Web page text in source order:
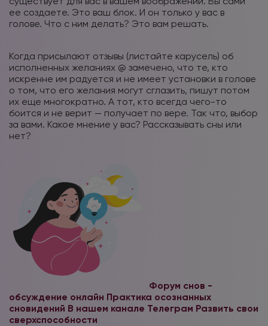
ее создаете. Это ваш блок. И он только у вас в
голове. Что с ним делать? Это вам решать.
Когда присылают отзывы (листайте карусель) об
исполненных желаниях @ замечено, что те, кто
искренне им радуется и не имеет установки в голове
о том, что его желания могут сглазить, пишут потом
их еще многократно. А тот, кто всегда чего-то
боится и не верит — получает по вере. Так что, выбор
за вами. Какое мнение у вас? Рассказывать сны или
нет?
Форум снов -
обсуждение онлайн Практика осознанных
сновидений В нашем канале Телеграм Развить свои
сверхспособности